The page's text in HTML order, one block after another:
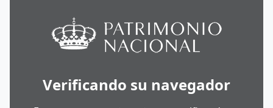
Verificando su navegador